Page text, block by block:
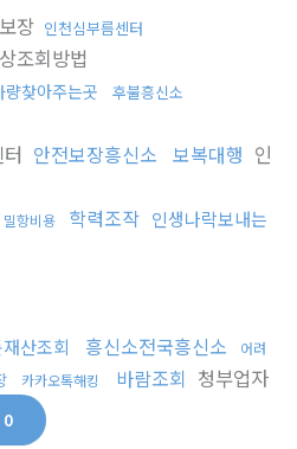
장 인천심부름센터
조회방법
찾아주는곳 후불흥신소
안전보장흥신소 보복대행 인
밀항비용 학력조작 인생나락보내는
산조회 흥신소전국흥신소
어려
카카오톡해킹 바람조회 청부업자
0